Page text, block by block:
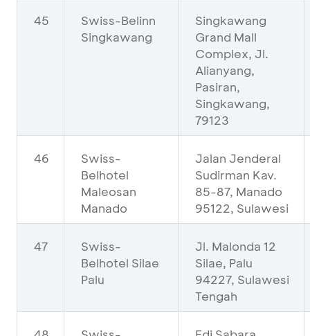
45
Swiss-Belinn
Singkawang
Singkawang
Grand Mall
Complex, Jl.
Alianyang,
Pasiran,
Singkawang,
79123
46
Swiss-
Belhotel
Maleosan
Manado
Jalan Jenderal
Sudirman Kav.
85-87, Manado
95122, Sulawesi
47
Swiss-
Belhotel Silae
Palu
Jl. Malonda 12
Silae, Palu
94227, Sulawesi
Tengah